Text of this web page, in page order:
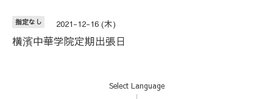
指定なし 2021-12-16 (木)
横濱中華学院定期出張日
Select Language